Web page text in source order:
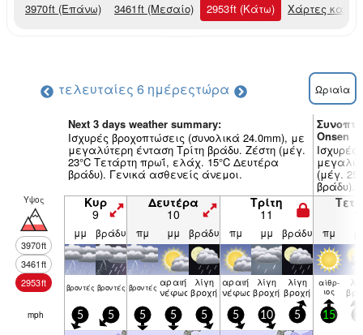
3970ft (Επάνω) 3461ft (Μεσαίο) 2953ft (Κάτω) Χάρτες
τελευταίες 6 ημέρεςτώρα Ωριαία
Next 3 days weather summary:
Ισχυρές βροχοπτώσεις (συνολικά 24.0mm), με
μεγαλύτερη ένταση Τρίτη βράδυ. Ζέστη (μέγ.
23°C Τετάρτη πρωΐ, ελάχ. 15°C Δευτέρα
βράδυ). Γενικά ασθενείς άνεμοι.
Onsen
(μέγ.
βράδυ).
Υψος
3970ft
3461ft
2953ft
Κυρ
9
Δευτέρα
10
Τρίτη
11
μμ βράδυ πμ μμ βράδυ πμ μμ βράδυ πμ
βρον­τές βρον­τές βρον­τές αραιή
νέφωση
λίγη
βροχή
αραιή
νέφωση
λίγη
βροχή
λίγη
βροχή
αίθρ­
ιος
mph 5 5 5 5 5 5 10 5 15